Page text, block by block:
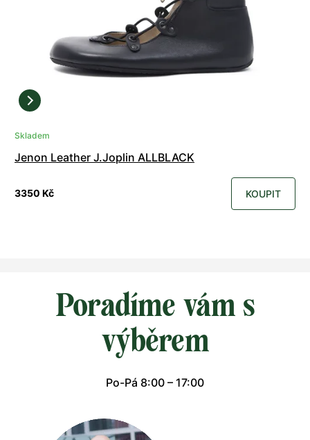
Skladem
Jenon Leather J.Joplin ALLBLACK
3350 Kč KOUPIT
Poradíme vám s
výběrem
Po-Pá 8:00 – 17:00